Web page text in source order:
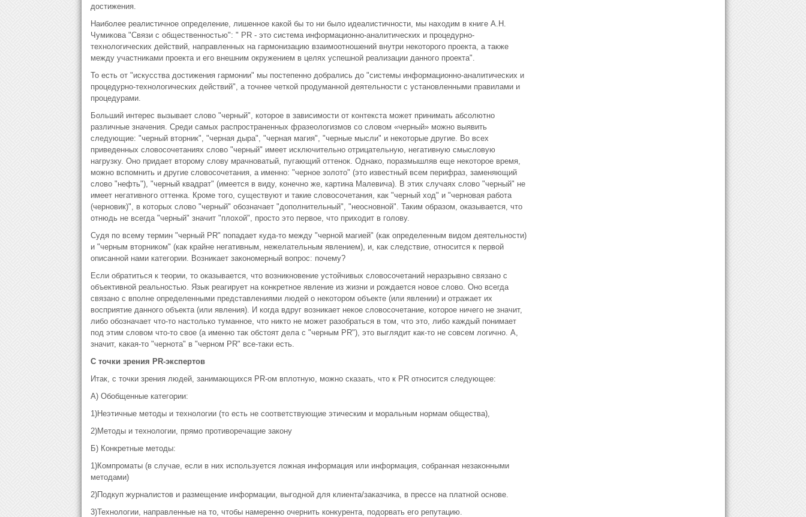
достижения.
Наиболее реалистичное определение, лишенное какой бы то ни было идеалистичности, мы находим в книге А.Н.
Чумикова "Связи с общественностью": " PR - это система информационно-аналитических и процедурно-
технологических действий, направленных на гармонизацию взаимоотношений внутри некоторого проекта, а также
между участниками проекта и его внешним окружением в целях успешной реализации данного проекта".
То есть от "искусства достижения гармонии" мы постепенно добрались до "системы информационно-аналитических и
процедурно-технологических действий", а точнее четкой продуманной деятельности с установленными правилами и
процедурами.
Больший интерес вызывает слово "черный", которое в зависимости от контекста может принимать абсолютно
различные значения. Среди самых распространенных фразеологизмов со словом «черный» можно выявить
следующие: "черный вторник", "черная дыра", "черная магия", "черные мысли" и некоторые другие. Во всех
приведенных словосочетаниях слово "черный" имеет исключительно отрицательную, негативную смысловую
нагрузку. Оно придает второму слову мрачноватый, пугающий оттенок. Однако, поразмышляв еще некоторое время,
можно вспомнить и другие словосочетания, а именно: "черное золото" (это известный всем перифраз, заменяющий
слово "нефть"), "черный квадрат" (имеется в виду, конечно же, картина Малевича). В этих случаях слово "черный" не
имеет негативного оттенка. Кроме того, существуют и такие словосочетания, как "черный ход" и "черновая работа
(черновик)", в которых слово "черный" обозначает "дополнительный", "неосновной". Таким образом, оказывается, что
отнюдь не всегда "черный" значит "плохой", просто это первое, что приходит в голову.
Судя по всему термин "черный PR" попадает куда-то между "черной магией" (как определенным видом деятельности)
и "черным вторником" (как крайне негативным, нежелательным явлением), и, как следствие, относится к первой
описанной нами категории. Возникает закономерный вопрос: почему?
Если обратиться к теории, то оказывается, что возникновение устойчивых словосочетаний неразрывно связано с
объективной реальностью. Язык реагирует на конкретное явление из жизни и рождается новое слово. Оно всегда
связано с вполне определенными представлениями людей о некотором объекте (или явлении) и отражает их
восприятие данного объекта (или явления). И когда вдруг возникает некое словосочетание, которое ничего не значит,
либо обозначает что-то настолько туманное, что никто не может разобраться в том, что это, либо каждый понимает
под этим словом что-то свое (а именно так обстоят дела с "черным PR"), это выглядит как-то не совсем логично. А,
значит, какая-то "чернота" в "черном PR" все-таки есть.
С точки зрения PR-экспертов
Итак, с точки зрения людей, занимающихся PR-ом вплотную, можно сказать, что к PR относится следующее:
А) Обобщенные категории:
1)Неэтичные методы и технологии (то есть не соответствующие этическим и моральным нормам общества),
2)Методы и технологии, прямо противоречащие закону
Б) Конкретные методы:
1)Компроматы (в случае, если в них используется ложная информация или информация, собранная незаконными
методами)
2)Подкуп журналистов и размещение информации, выгодной для клиента/заказчика, в прессе на платной основе.
3)Технологии, направленные на то, чтобы намеренно очернить конкурента, подорвать его репутацию.